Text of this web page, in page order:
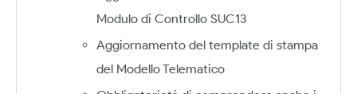
Modulo di Controllo SUC13
Aggiornamento del template di stampa
del Modello Telematico